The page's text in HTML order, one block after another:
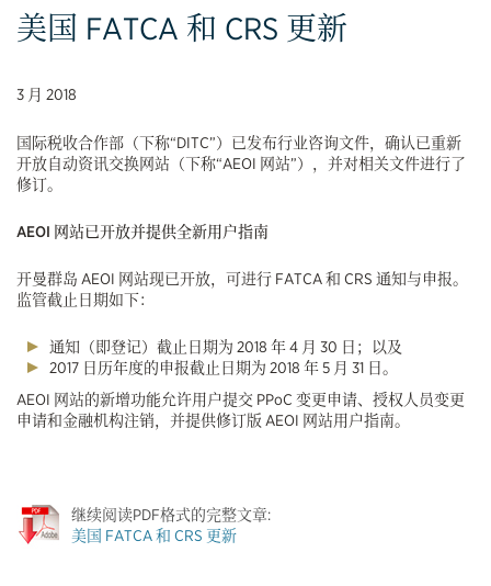
美国 FATCA 和 CRS 更新
3 月 2018
国际税收合作部（下称“DITC”）已发布行业咨询文件，确认已重新
开放自动资讯交换网站（下称“AEOI 网站”），并对相关文件进行了
修订。
AEOI 网站已开放并提供全新用户指南
开曼群岛 AEOI 网站现已开放，可进行 FATCA 和 CRS 通知与申报。
监管截止日期如下：
通知（即登记）截止日期为 2018 年 4 月 30 日；以及
2017 日历年度的申报截止日期为 2018 年 5 月 31 日。
AEOI 网站的新增功能允许用户提交 PPoC 变更申请、授权人员变更
申请和金融机构注销，并提供修订版 AEOI 网站用户指南。
继续阅读PDF格式的完整文章:
美国 FATCA 和 CRS 更新